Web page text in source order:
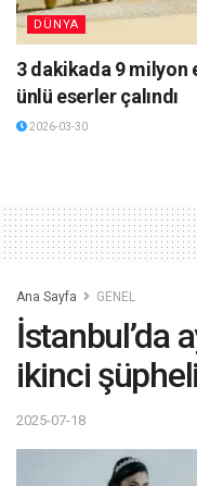
DÜNYA
3 dakikada 9 milyon
ünlü eserler çalındı
2026-03-30
Ana Sayfa GENEL
İstanbul’da
ikinci
2025-07-18